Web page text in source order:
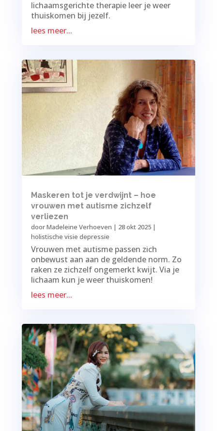
lichaamsgerichte therapie leer je weer
thuiskomen bij jezelf.
lees meer...
Maskeren tot je verdwijnt – hoe
vrouwen met autisme zichzelf
verliezen
doorMadeleine Verhoeven | 28 okt 2025|
holistische visie depressie
Vrouwen met autisme passen zich
onbewust aan aan de geldende norm. Zo
raken ze zichzelf ongemerkt kwijt. Via je
lichaam kun je weer thuiskomen!
lees meer...